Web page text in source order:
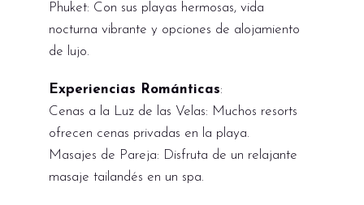
Phuket: Con sus playas hermosas, vida
nocturna vibrante y opciones de alojamiento
de lujo.
Experiencias Románticas:
Cenas a la Luz de las Velas: Muchos resorts
ofrecen cenas privadas en la playa.
Masajes de Pareja: Disfruta de un relajante
masaje tailandés en un spa.